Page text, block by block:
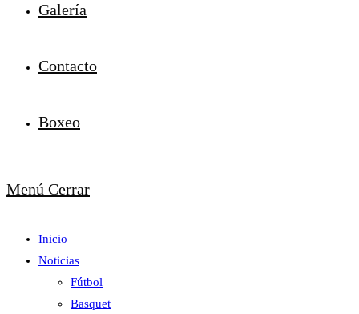
Galería
Contacto
Boxeo
Menú Cerrar
Inicio
Noticias
Fútbol
Basquet